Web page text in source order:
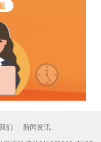
们
新闻资讯